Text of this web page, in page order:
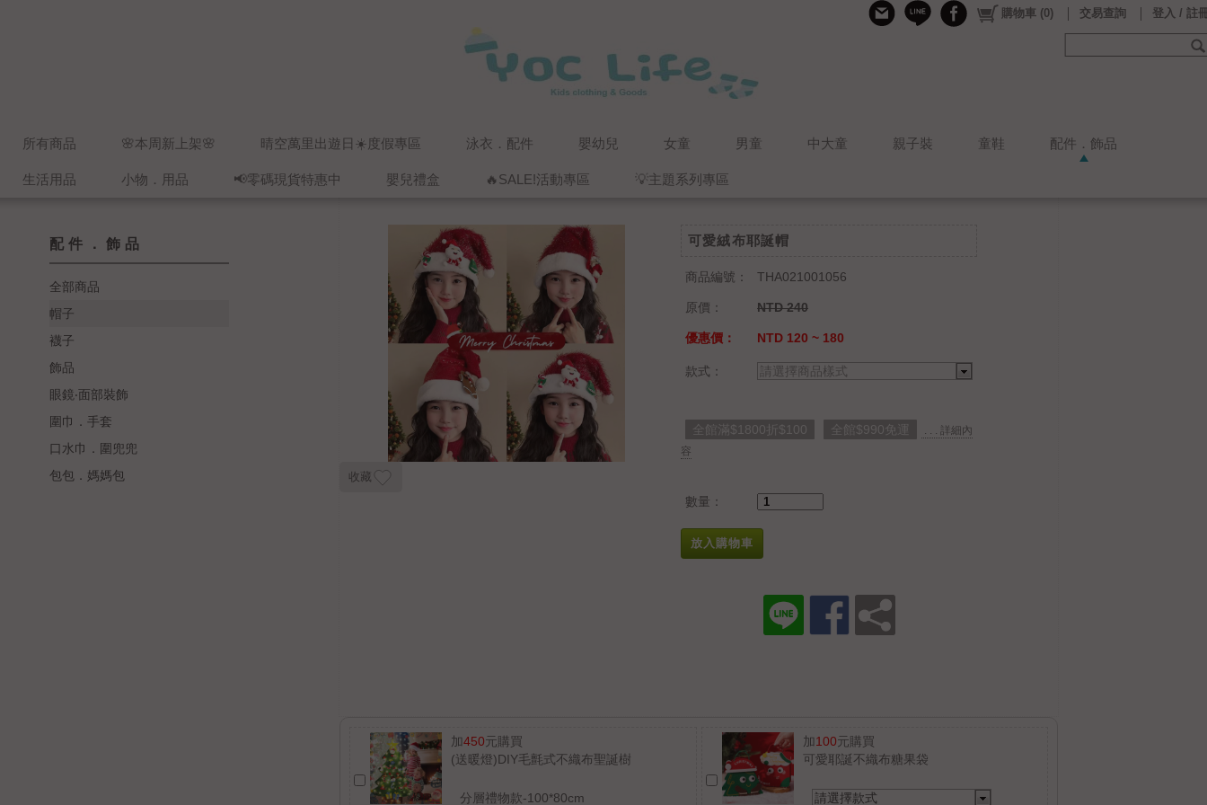
所有商品 🌸本周新上架🌸 晴空萬里出遊日☀️度假專區 泳衣．配件 嬰幼兒 女童 男童 中大童 親子裝 童鞋 配件．飾品
生活用品 小物．用品 📢零碼現貨特惠中 嬰兒禮盒 🔥SALE!活動專區 💡主題系列專區
購物車 (0) 交易查詢 登入 / 註
配件．飾品
全部商品
帽子
襪子
飾品
眼鏡‧面部裝飾
圍巾．手套
口水巾．圍兜兜
包包．媽媽包
收藏
可愛絨布耶誕帽
商品編號： THA021001056
原價： NTD 240
優惠價： NTD 120 ~ 180
款式： 請選擇商品樣式
全館滿$1800折$100 全館$990免運
. . . 詳細內
容
數量：
放入購物車
加450元購買
(送暖燈)DIY毛氈式不織布聖誕樹
分層禮物款-100*80cm
加100元購買
可愛耶誕不織布糖果袋
請選擇款式